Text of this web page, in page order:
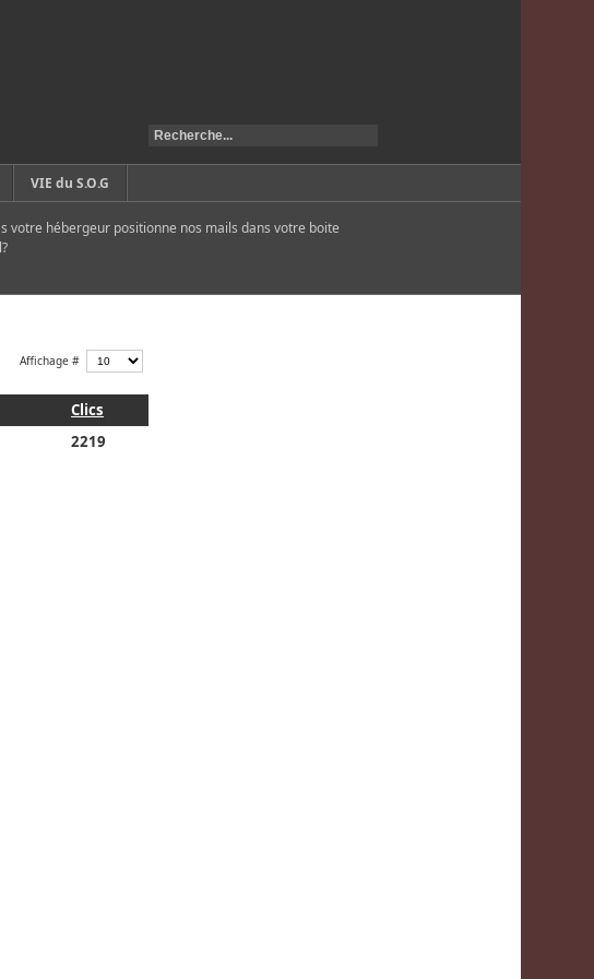
VIE du S.O.G
votre hébergeur positionne nos mails dans votre boite
Affichage #
Clics
2219